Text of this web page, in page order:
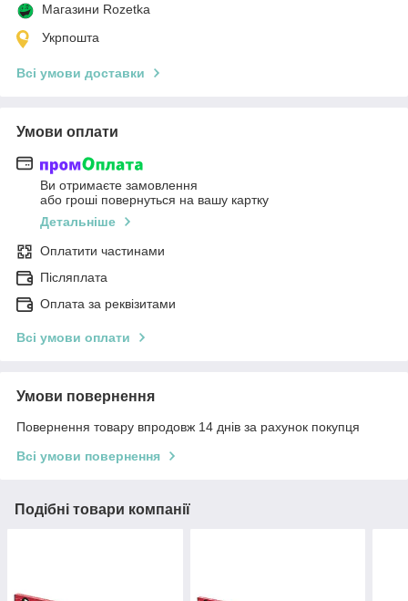
Магазини Rozetka
Укрпошта
Всі умови доставки
Умови оплати
Ви отримаєте замовлення
або гроші повернуться на вашу картку
Детальніше
Оплатити частинами
Післяплата
Оплата за реквізитами
Всі умови оплати
Умови повернення
Повернення товару впродовж 14 днів за рахунок покупця
Всі умови повернення
Подібні товари компанії